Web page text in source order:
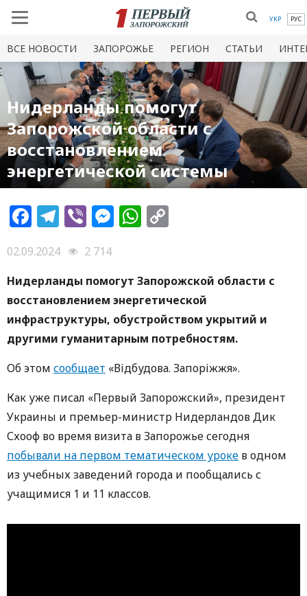
УКР РУС
ВСЕ НОВОСТИ ЗАПОРОЖЬЕ РЕГИОН СТАТЬИ
Нидерланды помогут
Запорожской области с
восстановлением
энергетической системы
Facebook
Telegram
ViberMessenger
WhatsApp
02.09.2024
2 714
Нидерланды помогут Запорожской области с
восстановлением энергетической
инфраструктуры, обустройством укрытий и
другими гуманитарным потребностям.
Об этом сообщает «Відбудова. Запоріжжя».
Как уже писал «Первый Запорожский», президент
Украины и премьер-министр Нидерландов Дик
Схооф во время визита в Запорожье сегодня
побывали на первом тематическом уроке в одном
из учебных заведений города и пообщались с
учащимися 1 и 11 классов.